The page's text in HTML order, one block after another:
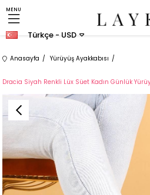
MENU
Türkçe - USD
Anasayfa Yürüyüş Ayakkabısı
Dracia Siyah Renkli Lüx Süet Kadın Günlük